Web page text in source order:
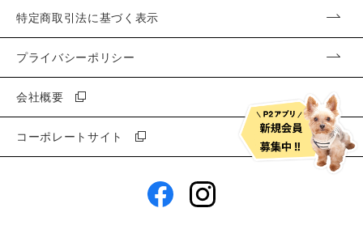
特定商取引法に基づく表示
プライバシーポリシー
会社概要
コーポレートサイト